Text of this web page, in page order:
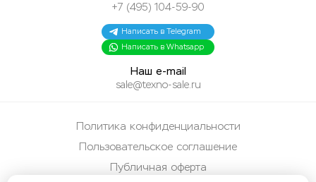
+7 (495) 104-59-90
Написать в Telegram
Написать в Whatsapp
Наш e-mail
sale@texno-sale.ru
Политика конфиденциальности
Пользовательское соглашение
Публичная оферта